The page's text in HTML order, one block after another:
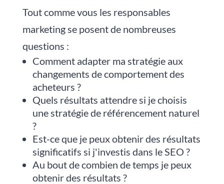
Tout comme vous les responsables
marketing se posent de nombreuses
questions :
Comment adapter ma stratégie aux
changements de comportement des
acheteurs ?
Quels résultats attendre si je choisis
une stratégie de référencement naturel
?
Est-ce que je peux obtenir des résultats
significatifs si j'investis dans le SEO ?
Au bout de combien de temps je peux
obtenir des résultats ?